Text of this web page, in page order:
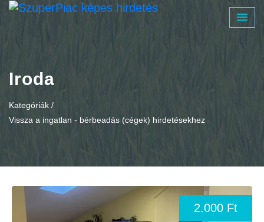
Iroda
Kategóriák /
Vissza a ingatlan - bérbeadás (cégek) hirdetésekhez
2.000 Ft